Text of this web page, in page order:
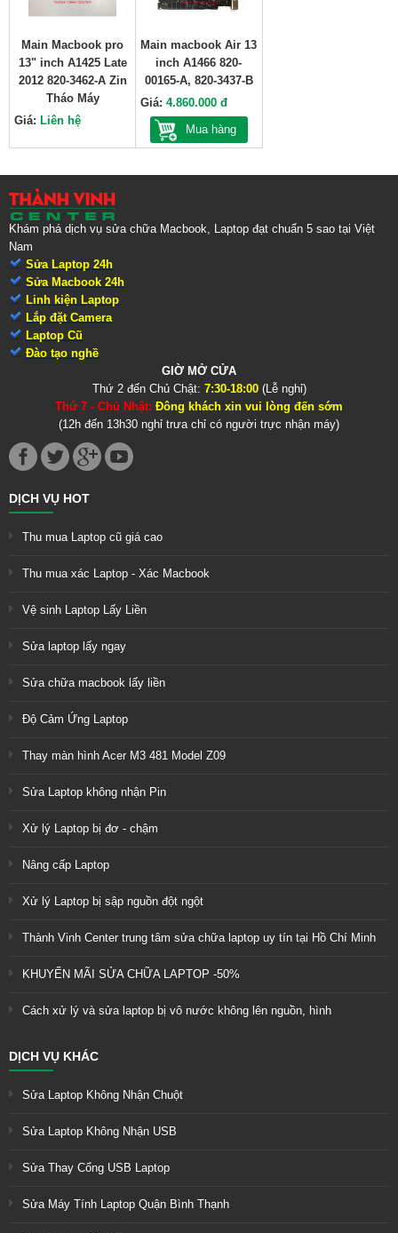
Main Macbook pro
13" inch A1425 Late
2012 820-3462-A Zin
Tháo Máy
Giá: Liên hệ
Main macbook Air 13
inch A1466 820-
00165-A, 820-3437-B
Giá:4.860.000 đ
Mua hàng
Khám phá dịch vụ sửa chữa Macbook, Laptop đạt chuẩn 5 sao tại Việt
Nam
Sửa Laptop 24h
Sửa Macbook 24h
Linh kiện Laptop
Lắp đặt Camera
Laptop Cũ
Đào tạo nghề
GIỜ MỞ CỬA
Thứ 2 đến Chủ Chật: 7:30-18:00(Lễ nghỉ)
Thứ 7 - Chủ Nhật: Đông khách xin vui lòng đến sớm
(12h đến 13h30 nghỉ trưa chỉ có người trực nhận máy)
DỊCH VỤ HOT
Thu mua Laptop cũ giá cao
Thu mua xác Laptop - Xác Macbook
Vệ sinh Laptop Lấy Liền
Sửa laptop lấy ngay
Sửa chữa macbook lấy liền
Độ Cảm Ứng Laptop
Thay màn hình Acer M3 481 Model Z09
Sửa Laptop không nhận Pin
Xử lý Laptop bị đơ - chậm
Nâng cấp Laptop
Xử lý Laptop bị sập nguồn đột ngột
Thành Vinh Center trung tâm sửa chữa laptop uy tín tại Hồ Chí Minh
KHUYẾN MÃI SỬA CHỮA LAPTOP -50%
Cách xử lý và sửa laptop bị vô nước không lên nguồn, hình
DỊCH VỤ KHÁC
Sửa Laptop Không Nhận Chuột
Sửa Laptop Không Nhận USB
Sửa Thay Cổng USB Laptop
Sửa Máy Tính Laptop Quận Bình Thạnh